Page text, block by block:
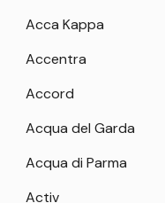
Acca Kappa
Accentra
Accord
Acqua del Garda
Acqua di Parma
Activ